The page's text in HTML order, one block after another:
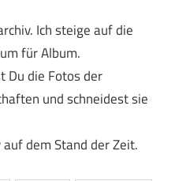
Ich steige auf die
für Album.
Du die Fotos der
und schneidest sie
dem Stand der Zeit.